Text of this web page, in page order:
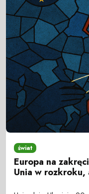
świat
Europa na
Unia w rozkroku,